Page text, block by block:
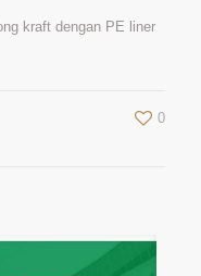
kraft dengan PE liner
0